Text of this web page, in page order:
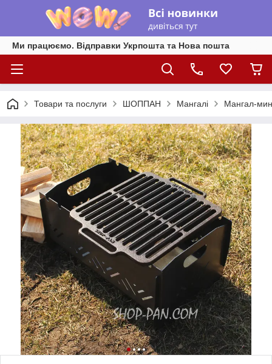
Ми працюємо. Відправки Укрпошта та Нова пошта
Товари та послуги ШОППАН Мангалі Мангал-